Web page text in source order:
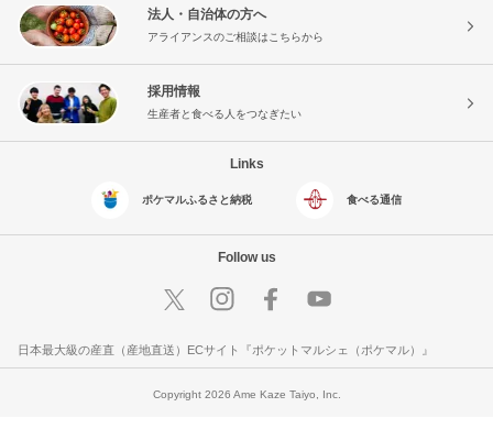
法人・自治体の方へ
アライアンスのご相談はこちらから
採用情報
生産者と食べる人をつなぎたい
Links
ポケマルふるさと納税 食べる通信
Follow us
日本最大級の産直（産地直送）ECサイト『ポケットマルシェ（ポケマル）』
Copyright 2026 Ame Kaze Taiyo, Inc.